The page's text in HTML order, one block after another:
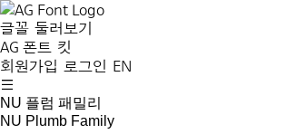
글꼴 둘러보기
AG 폰트 킷
회원가입 로그인 EN
NU 플럼 패밀리
NU Plumb Family